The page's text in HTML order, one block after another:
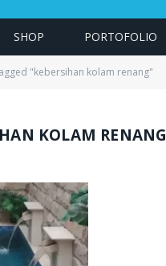
SHOP PORTOFOLIO
"kebersihan kolam renang"
KOLAM RENANG